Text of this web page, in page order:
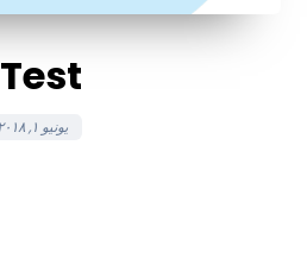
Test
يونيو ١, ٢٠١٨